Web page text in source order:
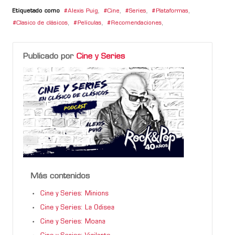
Etiquetado como Alexis Puig, Cine, Series, Plataformas,
Clasico de clásicos, Películas, Recomendaciones,
Publicado por Cine y Series
Más contenidos
Cine y Series: Minions
Cine y Series: La Odisea
Cine y Series: Moana